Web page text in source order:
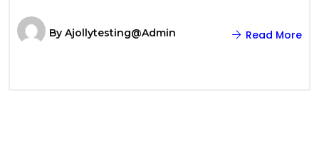
By Ajollytesting@admin Read More